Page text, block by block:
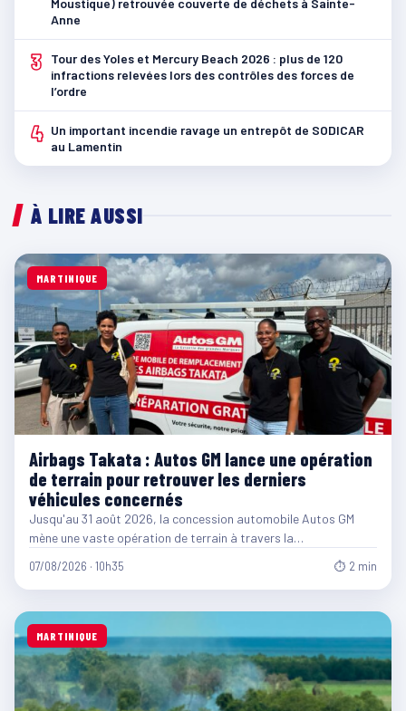
Moustique) retrouvée couverte de déchets à Sainte-
Anne
3
Tour des Yoles et Mercury Beach 2026 : plus de 120
infractions relevées lors des contrôles des forces de
l’ordre
4 Un important incendie ravage un entrepôt de SODICAR
au Lamentin
À LIRE AUSSI
MARTINIQUE
Airbags Takata : Autos GM lance une opération
de terrain pour retrouver les derniers
véhicules concernés
Jusqu'au 31 août 2026, la concession automobile Autos GM
mène une vaste opération de terrain à travers la…
07/08/2026 · 10h35 ⏱ 2 min
MARTINIQUE